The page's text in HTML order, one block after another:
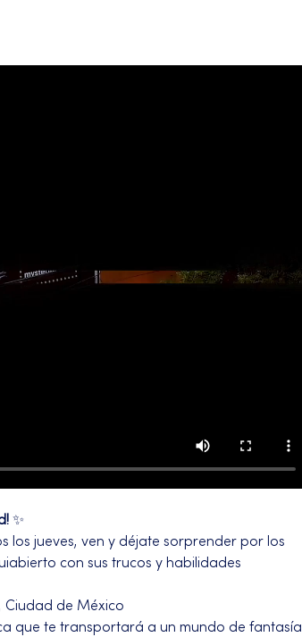
✨
los jueves, ven y déjate sorprender por los
con sus trucos y habilidades
Ciudad de México
que te transportará a un mundo de fantasía